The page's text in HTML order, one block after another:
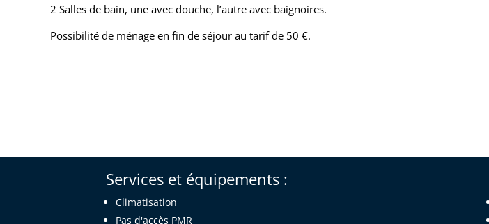
2 Salles de bain, une avec douche, l’autre avec baignoires.
Possibilité de ménage en fin de séjour au tarif de 50 €.
Services et équipements :
Climatisation
Pas d'accès PMR